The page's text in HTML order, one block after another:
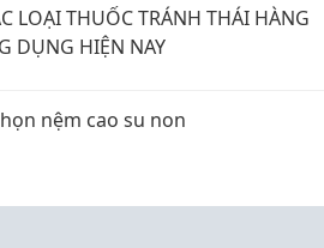
LOẠI THUỐC TRÁNH THÁI HÀNG
DỤNG HIỆN NAY
nệm cao su non